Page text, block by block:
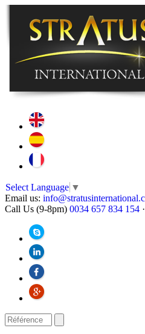
Select Language ▼
Email us:
Call Us (9-8pm) 0034 657 834 154 ·